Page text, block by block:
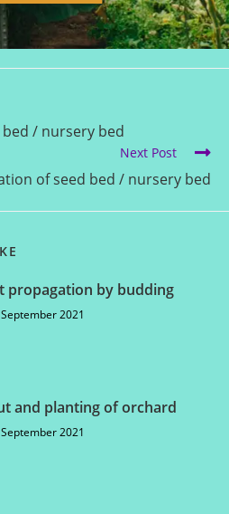
/ nursery bed
Next Post
of seed bed / nursery bed
propagation by budding
2021
and planting of orchard
2021